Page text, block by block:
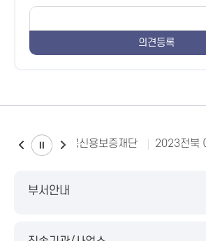
전북신용보증재단 2023전북
부서안내